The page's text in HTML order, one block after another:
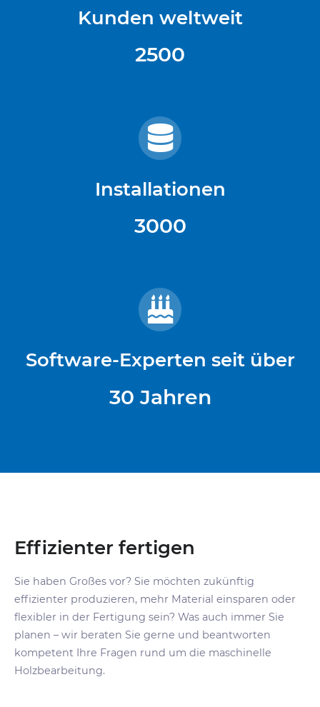
Kunden weltweit
2500
Installationen
3000
Software-Experten seit über
30 Jahren
Effizienter fertigen
Sie haben Großes vor? Sie möchten zukünftig
effizienter produzieren, mehr Material einsparen oder
flexibler in der Fertigung sein? Was auch immer Sie
planen – wir beraten Sie gerne und beantworten
kompetent Ihre Fragen rund um die maschinelle
Holzbearbeitung.